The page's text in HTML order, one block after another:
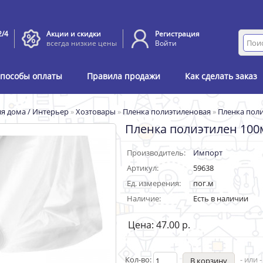
4
Акции и скидки
всегда низкие цены
Регистрация
Войти
оплаты Правила продажи Как сделать заказ
дома / Интерьер »Хозтовары » Пленка полиэтиленовая » Пленка
Пленка полиэтилен
Производитель:
Импорт
Артикул:
59638
Ед. измерения:
пог.м
Наличие:
Есть в наличии
Цена: 47.00 р.
Кол-во: - или